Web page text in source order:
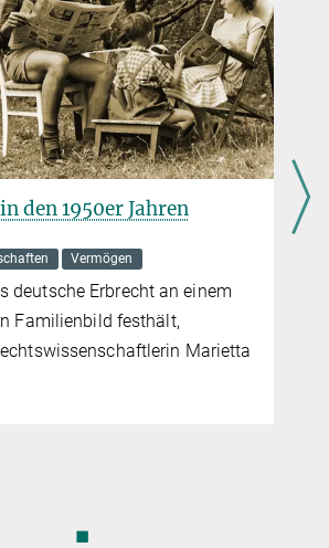
den 1950er Jahren
Vermögen
deutsche Erbrecht an einem
Familienbild festhält,
Marietta
◼